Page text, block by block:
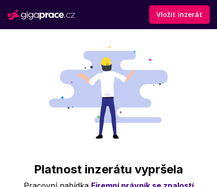
Vložit inzerát
Platnost inzerátu vypršela